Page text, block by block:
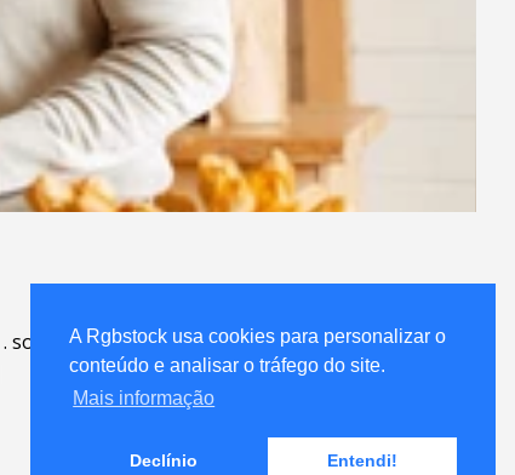
A Rgbstock usa cookies para personalizar o
conteúdo e analisar o tráfego do site.
Mais informação
Declínio Entendi!
. sobre
.